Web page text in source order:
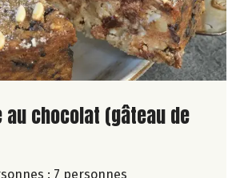
la recette
au chocolat (gâteau de
: 7 personnes